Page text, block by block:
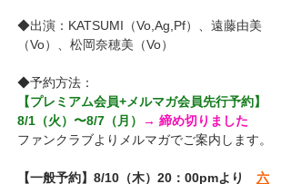
◆出演：KATSUMI（Vo,Ag,Pf）、遠藤由美
（Vo）、松岡奈穂美（Vo）
◆予約方法：
【プレミアム会員+メルマガ会員先行予約】
8/1（火）〜8/7（月）
→ 締め切りました
ファンクラブよりメルマガでご案内します。
【一般予約】8/10（木）20：00pmより 六